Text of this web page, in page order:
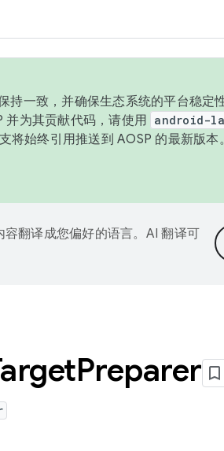
持一致，并确保生态系统的平台稳定
并为其贡献代码，请使用 android-
将始终引用推送到 AOSP 的最新版
翻译成您偏好的语言。AI 翻译可
Preparer